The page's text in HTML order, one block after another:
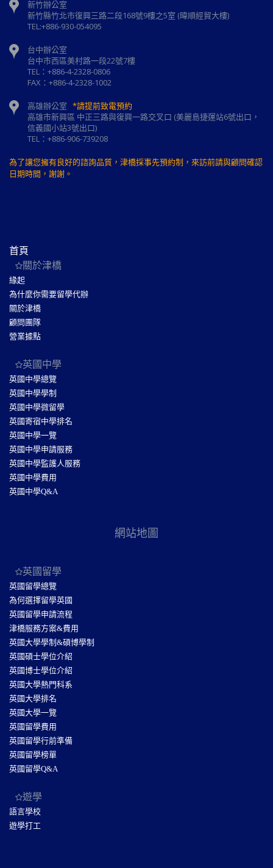
新竹辦公室
新⽵縣⽵北市復興三路⼆段168號9樓之5室 (暐順經貿大樓)
TEL:+886-930-054095
台中辦公室
台中市西區美村路一段22號7樓
TEL：+886-4-2328-0806
FAX：+886-4-2328-1002
高雄辦公室 *請提前致電預約
高雄市新興區 中正三路與復興一路交叉口 (美麗島捷運站6號出口，
信義國小站3號出口)
TEL：+886-906-739208
為了讓您擁有良好的諮詢品質，津橋採事先預約制，來訪前請與顧問確認
日期時間，謝謝。
首頁
關於津橋
緣起
為什麼你需要留學代辦
關於津橋
顧問團隊
營業據點
英國中學
英國中學總覽
英國中學學制
英國中學微留學
英國寄宿中學排名
英國中學一覽
英國中學申請服務
英國中學監護人服務
英國中學費用
英國中學Q&A
網站地圖
英國留學
英國留學總覽
為何選擇留學英國
英國留學申請流程
津橋服務方案&費用
英國大學學制&碩博學制
英國碩士學位介紹
英國博士學位介紹
英國大學熱門科系
英國大學排名
英國大學一覽
英國留學費用
英國留學行前準備
英國留學榜單
英國留學Q&A
遊學
語言學校
遊學打工